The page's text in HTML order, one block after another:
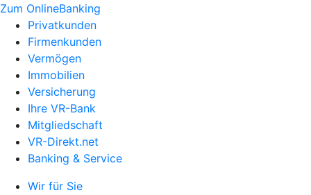
Zum OnlineBanking
Privatkunden
Firmenkunden
Vermögen
Immobilien
Versicherung
Ihre VR-Bank
Mitgliedschaft
VR-Direkt.net
Banking & Service
Wir für Sie